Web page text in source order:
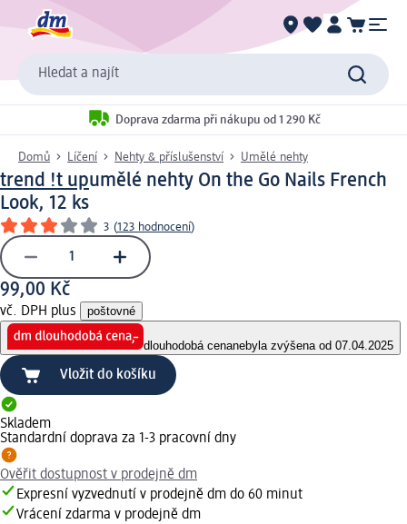
Hledat a najít
Doprava zdarma při nákupu od 1 290 Kč
Domů Líčení Nehty & příslušenství Umělé nehty
trend !t upumělé nehty On the Go Nails French
Look, 12 ks
3 (123 hodnocení)
99,00 Kč
vč. DPH plus poštovné
dlouhodobá cenanebyla zvýšena od 07.04.2025
Vložit do košíku
Skladem
Standardní doprava za 1-3 pracovní dny
Ověřit dostupnost v prodejně dm
Expresní vyzvednutí v prodejně dm do 60 minut
Vrácení zdarma v prodejně dm